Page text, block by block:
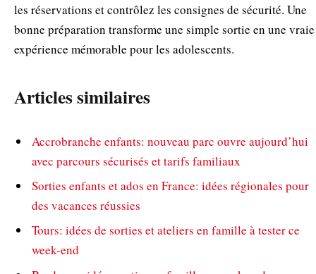
les réservations et contrôlez les consignes de sécurité. Une
bonne préparation transforme une simple sortie en une vraie
expérience mémorable pour les adolescents.
Articles similaires
Accrobranche enfants: nouveau parc ouvre aujourd’hui
avec parcours sécurisés et tarifs familiaux
Sorties enfants et ados en France: idées régionales pour
des vacances réussies
Tours: idées de sorties et ateliers en famille à tester ce
week-end